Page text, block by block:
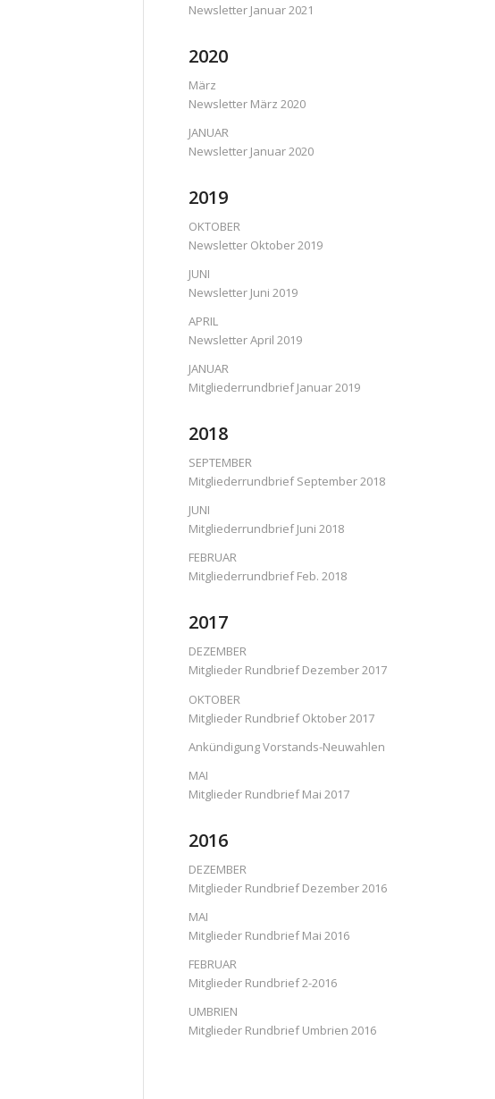
Newsletter Januar 2021
2020
März
Newsletter März 2020
JANUAR
Newsletter Januar 2020
2019
OKTOBER
Newsletter Oktober 2019
JUNI
Newsletter Juni 2019
APRIL
Newsletter April 2019
JANUAR
Mitgliederrundbrief Januar 2019
2018
SEPTEMBER
Mitgliederrundbrief September 2018
JUNI
Mitgliederrundbrief Juni 2018
FEBRUAR
Mitgliederrundbrief Feb. 2018
2017
DEZEMBER
Mitglieder Rundbrief Dezember 2017
OKTOBER
Mitglieder Rundbrief Oktober 2017
Ankündigung Vorstands-Neuwahlen
MAI
Mitglieder Rundbrief Mai 2017
2016
DEZEMBER
Mitglieder Rundbrief Dezember 2016
MAI
Mitglieder Rundbrief Mai 2016
FEBRUAR
Mitglieder Rundbrief 2-2016
UMBRIEN
Mitglieder Rundbrief Umbrien 2016